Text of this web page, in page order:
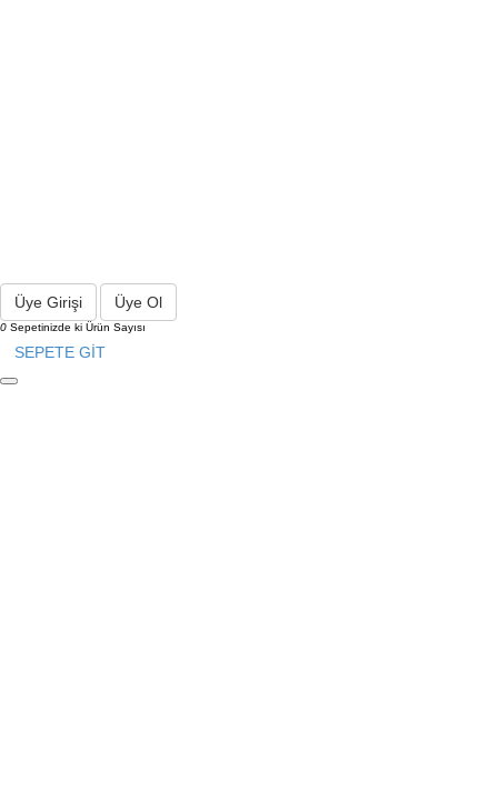
Üye Girişi Üye Ol
0 Sepetinizde ki Ürün Sayısı
SEPETE GİT